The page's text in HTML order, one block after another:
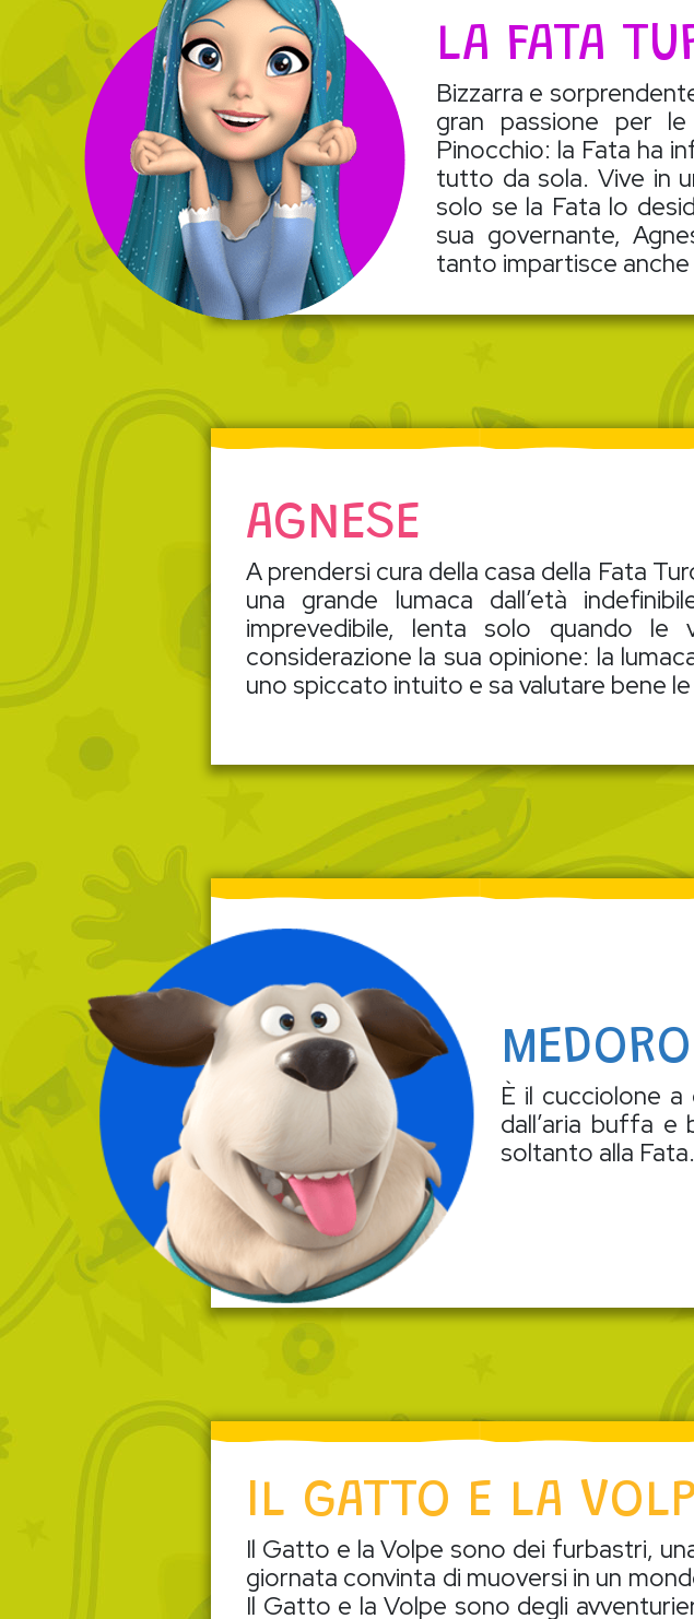
LA FATA
Bizzarra e
gran passione per
Pinocchio: la Fata ha
tutto da sola. Vive in
solo se la Fata lo
sua governante,
tanto impartisce
AGNESE
A prendersi cura della casa della Fata
una grande lumaca dall’età
imprevedibile, lenta solo quando
considerazione la sua opinione: la
uno spiccato intuito e sa valutare bene
MEDORO
È il cucciolone
dall’aria buffa e
soltanto alla Fata.
IL GATTO E LA
Il Gatto e la Volpe sono dei furbastri,
giornata convinta di muoversi in un
Il Gatto e la Volpe sono degli